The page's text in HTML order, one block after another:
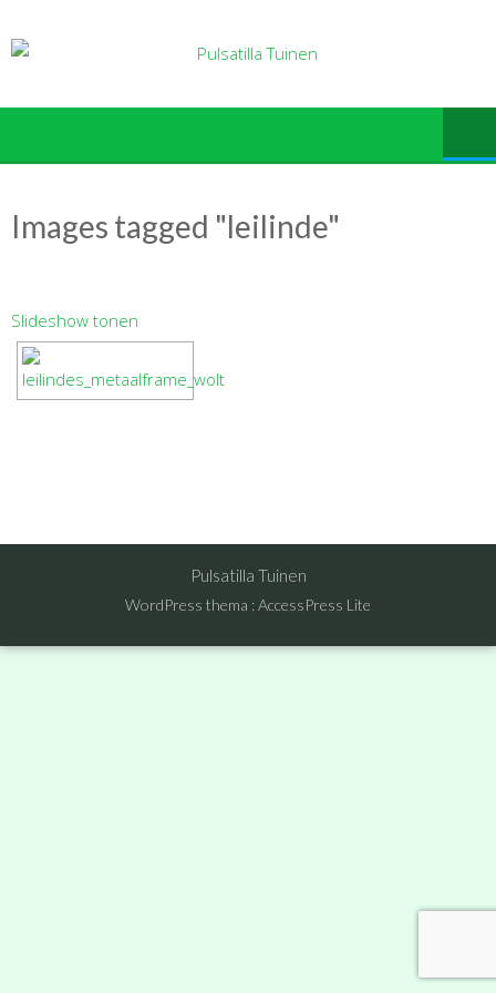
naar
inhoud
Images tagged "leilinde"
Slideshow tonen
Pulsatilla Tuinen
WordPress thema :AccessPress Lite